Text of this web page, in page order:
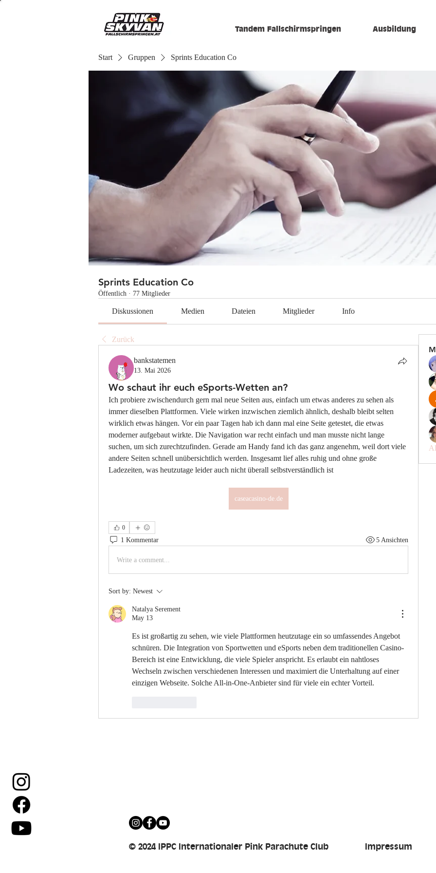
Tandem Fallschirmspringen Ausbildung
Start Gruppen Sprints Education Co
Sprints Education Co
Öffentlich · 77 Mitglieder
Diskussionen Medien Dateien Mitglieder Info
Zurück
bankstatemen
13. Mai 2026
Wo schaut ihr euch eSports-Wetten an?
Ich probiere zwischendurch gern mal neue Seiten aus, einfach um etwas anderes zu sehen als
immer dieselben Plattformen. Viele wirken inzwischen ziemlich ähnlich, deshalb bleibt selten
wirklich etwas hängen. Vor ein paar Tagen hab ich dann mal eine Seite getestet, die etwas
moderner aufgebaut wirkte. Die Navigation war recht einfach und man musste nicht lange
suchen, um sich zurechtzufinden. Gerade am Handy fand ich das ganz angenehm, weil dort viele
andere Seiten schnell unübersichtlich werden. Insgesamt lief alles ruhig und ohne große
Ladezeiten, was heutzutage leider auch nicht überall selbstverständlich ist
caseacasino-de.de
0
1 Kommentar 5 Ansichten
Write a comment...
Sort by: Newest
Natalya Serement
May 13
Es ist großartig zu sehen, wie viele Plattformen heutzutage ein so umfassendes Angebot
schnüren. Die Integration von Sportwetten und eSports neben dem traditionellen Casino-
Bereich ist eine Entwicklung, die viele Spieler anspricht. Es erlaubt ein nahtloses
Wechseln zwischen verschiedenen Interessen und maximiert die Unterhaltung auf einer
einzigen Webseite. Solche All-in-One-Anbieter sind für viele ein echter Vorteil.
© 2024 IPPC Internationaler Pink Parachute Club Impressum